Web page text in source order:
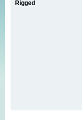
Rigged